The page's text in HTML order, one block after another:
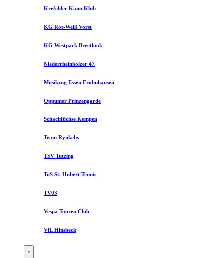
Krefelder Kanu Klub
KG Rot-Weiß Vorst
KG Westpark Breetlook
Niederrheinbolzer 47
Musikzug Essen Frohnhausen
Oppumer Prinzengarde
Schachfüchse Kempen
Team Rynkeby
TSV Tutzing
TuS St. Hubert Tennis
TV03
Vespa Touren Club
VfL Hinsbeck